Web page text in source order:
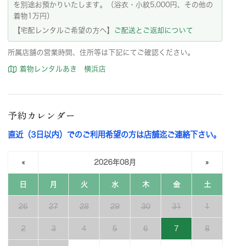
を別途お預かりいたします。（浴衣・小紋5,000円、その他の
着物1万円）
【宅配レンタルご希望の方へ】
ご配送とご返却について
所属店舗の営業時間、住所等は下記にてご確認ください。
着物レンタルあき 横浜店
予約カレンダー
直近（3日以内）でのご利用希望の方は店舗迄ご連絡下さい。
« 2026年08月 »
日 月 火 水 木 金 土
26 27 28 29 30 31 1
2 3 4 5 6 7 8